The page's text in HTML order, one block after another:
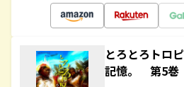
とろとろトロ
記憶。 第5巻